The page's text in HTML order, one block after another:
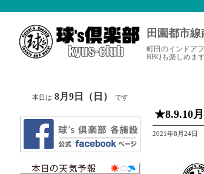
田園都市
町田のインドア
BBQも楽しめます
★8.9.10
2021年8月24日
本日は 8月9日（日） です